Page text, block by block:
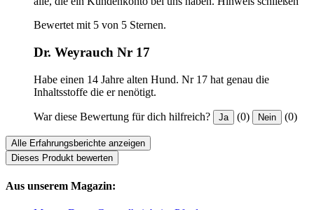
Bewertet mit 5 von 5 Sternen.
Dr. Weyrauch Nr 17
Habe einen 14 Jahre alten Hund. Nr 17 hat genau die
Inhaltsstoffe die er nenötigt.
War diese Bewertung für dich hilfreich? Ja (0) Nein (0)
Alle Erfahrungsberichte anzeigen
Dieses Produkt bewerten
Aus unserem Magazin: